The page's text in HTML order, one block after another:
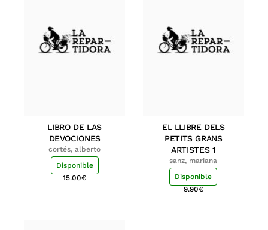
LIBRO DE LAS
DEVOCIONES
cortés, alberto
Disponible
15.00€
EL LLIBRE DELS
PETITS GRANS
ARTISTES 1
sanz, mariana
Disponible
9.90€